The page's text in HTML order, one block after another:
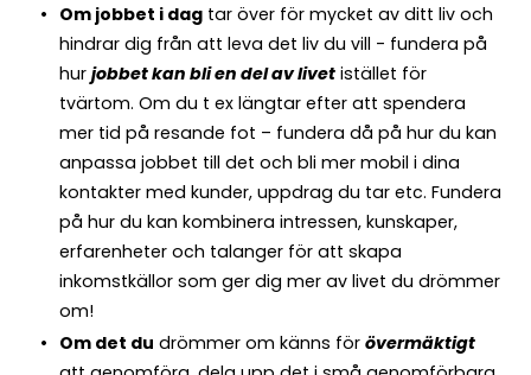
Om jobbet i dagtar över för mycket av ditt liv och
hindrar dig från att leva det liv du vill - fundera på
hur jobbet kan bli en del av livetistället för
tvärtom. Om du t ex längtar efter att spendera
mer tid på resande fot – fundera då på hur du kan
anpassa jobbet till det och bli mer mobil i dina
kontakter med kunder, uppdrag du tar etc. Fundera
på hur du kan kombinera intressen, kunskaper,
erfarenheter och talanger för att skapa
inkomstkällor som ger dig mer av livet du drömmer
om!
Om det du drömmer om känns för övermäktigt